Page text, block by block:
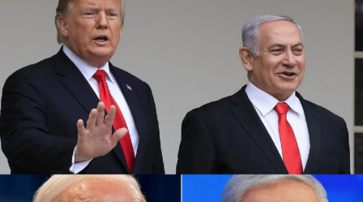
كما أوقفت عدة شركات طيران دولية أخرى رحلاتها من وإلى
إسرائيل ولبنان والأردن والعراق وإيران، على خلفية تصاعد التوتر
في المنطقة، بعد مقتل رئيس المكتب السياسي لحماس في
طهران، ومقتل مسؤول عسكري بارز في الحزب بغارة إسرائيلية
على بيروت أواخر تموز الماضي.
وأعلنت شركة لوفتهانزا الألمانية، الاثنين الماضي، أنها ستوقف
جميع رحلاتها إلى إسرائيل وعمان وبيروت وطهران وأربيل في
العراق حتى يوم الاثنين المقبل بناء على “تحليل أمني حالي”.